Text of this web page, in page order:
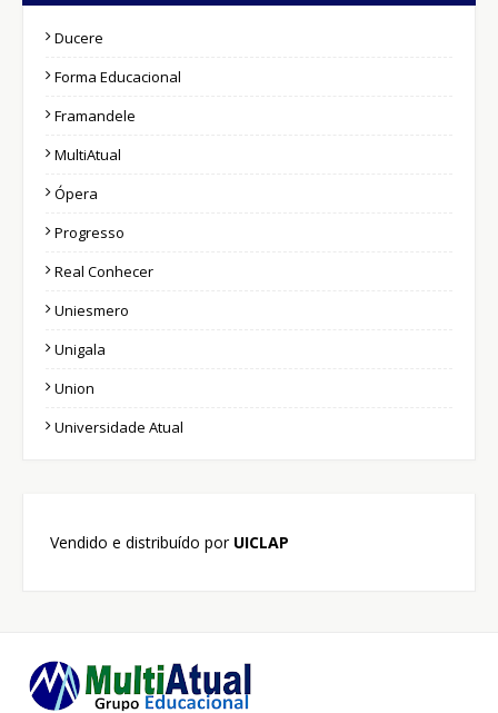
Ducere
Forma Educacional
Framandele
MultiAtual
Ópera
Progresso
Real Conhecer
Uniesmero
Unigala
Union
Universidade Atual
Vendido e distribuído por UICLAP